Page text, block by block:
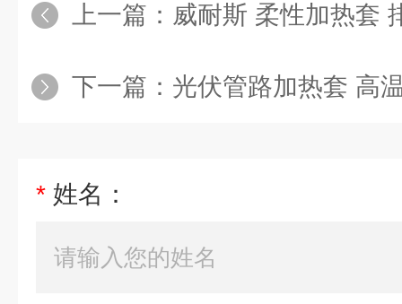
上一篇： 威耐斯 柔性加热套 排气管
下一篇： 光伏管路加热套 高温管路加
* 姓名：